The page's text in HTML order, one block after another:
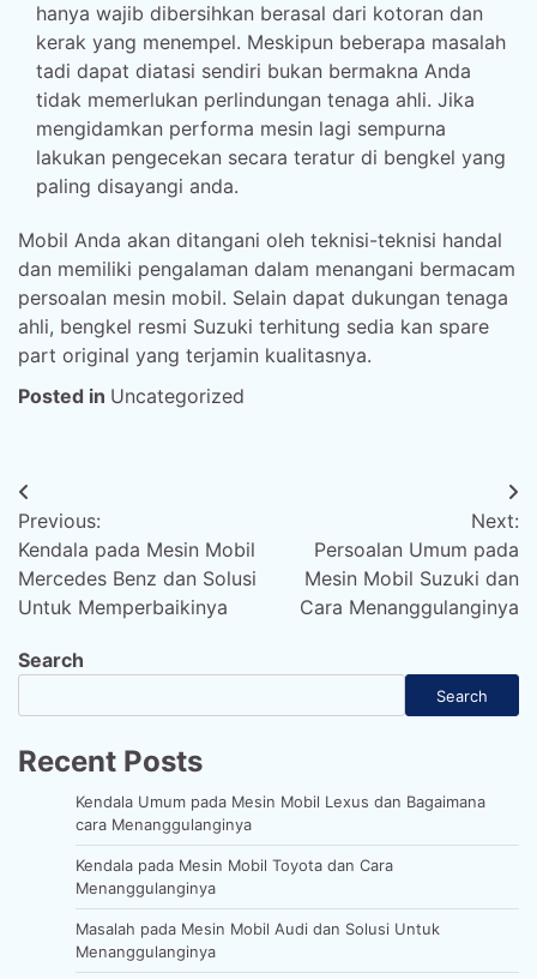
hanya wajib dibersihkan berasal dari kotoran dan
kerak yang menempel. Meskipun beberapa masalah
tadi dapat diatasi sendiri bukan bermakna Anda
tidak memerlukan perlindungan tenaga ahli. Jika
mengidamkan performa mesin lagi sempurna
lakukan pengecekan secara teratur di bengkel yang
paling disayangi anda.
Mobil Anda akan ditangani oleh teknisi-teknisi handal
dan memiliki pengalaman dalam menangani bermacam
persoalan mesin mobil. Selain dapat dukungan tenaga
ahli, bengkel resmi Suzuki terhitung sedia kan spare
part original yang terjamin kualitasnya.
Posted in Uncategorized
Post
navigation
Previous:
Kendala pada Mesin Mobil
Mercedes Benz dan Solusi
Untuk Memperbaikinya
Next:
Persoalan Umum pada
Mesin Mobil Suzuki dan
Cara Menanggulanginya
Search
Search
Recent Posts
Kendala Umum pada Mesin Mobil Lexus dan Bagaimana
cara Menanggulanginya
Kendala pada Mesin Mobil Toyota dan Cara
Menanggulanginya
Masalah pada Mesin Mobil Audi dan Solusi Untuk
Menanggulanginya